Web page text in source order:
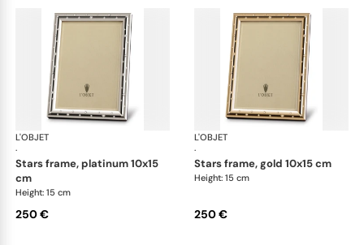
L'OBJET
·
Picture Frames
stars frame, platinum 10x15
cm
Height: 15 cm
250 €
L'OBJET
·
stars frame, gold 10x15 cm
Height: 15 cm
250 €